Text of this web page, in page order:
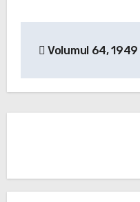
articole
Volumul 64, 1949